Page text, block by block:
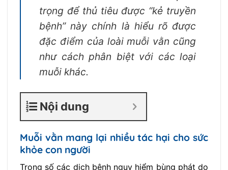
trọng để thủ tiêu được “kẻ truyền
bệnh” này chính là hiểu rõ được
đặc điểm của loài muỗi vằn cũng
như cách phân biệt với các loại
muỗi khác.
Nội dung
Muỗi vằn mang lại nhiều tác hại cho sức
khỏe con người
Trong số các dịch bệnh nguy hiểm bùng phát do